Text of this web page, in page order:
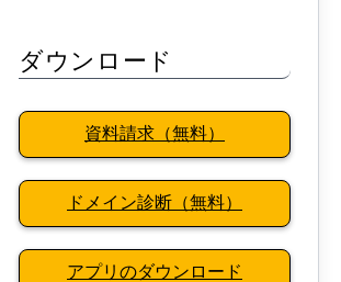
ダウンロード
資料請求（無料）
ドメイン診断（無料）
アプリのダウンロード